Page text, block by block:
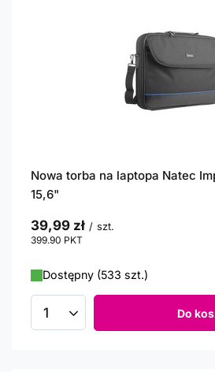
Nowa torba na laptopa Natec
15,6"
39,99 zł / szt.
399.90 PKT
Dostępny (533 szt.)
Ilość produktów Do